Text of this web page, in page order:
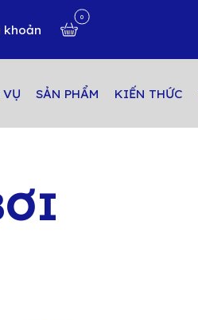
khoản
0
VỤ SẢN PHẨM KIẾN THỨC